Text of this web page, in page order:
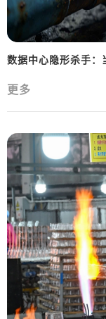
数据中心隐形杀手
更多